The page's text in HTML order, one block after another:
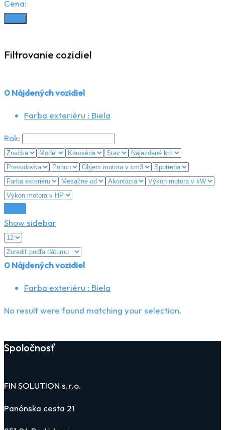
Cena:
Filtrovanie cozidiel
0Nájdených vozidiel
Farba exteriéru : Biela
Rok:
Show sidebar
0Nájdených vozidiel
Farba exteriéru : Biela
No result were found matching your selection.
Spoločnosť
FIN SOLUTION s.r.o.
Panónska cesta 21